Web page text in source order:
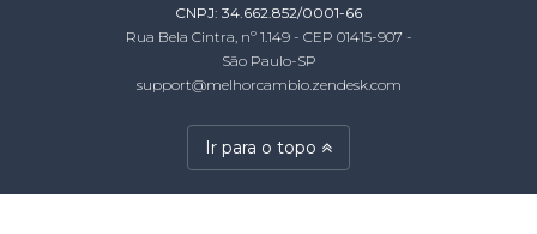
CNPJ: 34.662.852/0001-66
Rua Bela Cintra, nº 1.149 - CEP 01415-907 -
São Paulo-SP
support@melhorcambio.zendesk.com
Ir para o topo